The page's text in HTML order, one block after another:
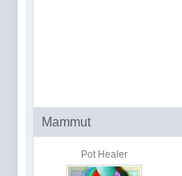
Mammut
Pot Healer